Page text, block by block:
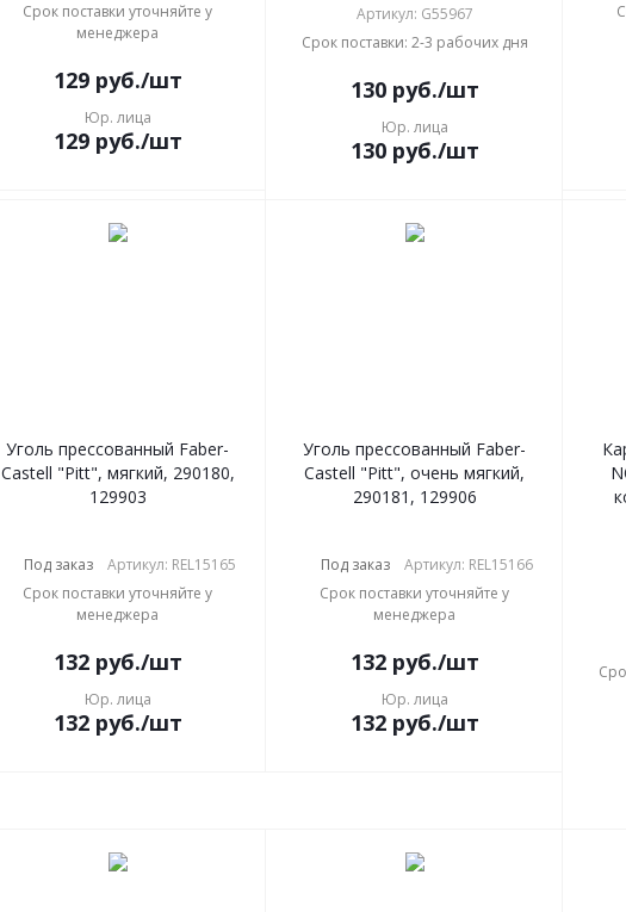
Срок поставки уточняйте у
менеджера
129руб./шт
Юр. лица
129руб./шт
Артикул: G55967
Срок поставки: 2-3 рабочих дня
130руб./шт
Юр. лица
130руб./шт
Уголь прессованный Faber-
Castell "Pitt", мягкий, 290180,
129903
Под заказ
Артикул: REL15165
Срок поставки уточняйте у
менеджера
132руб./шт
Юр. лица
132руб./шт
Уголь прессованный Faber-
Castell "Pitt", очень мягкий,
290181, 129906
Под заказ
Артикул: REL15166
Срок поставки уточняйте у
менеджера
132руб./шт
Юр. лица
132руб./шт